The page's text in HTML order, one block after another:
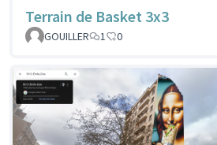
Terrain de Basket 3x3
GOUILLER
1 0